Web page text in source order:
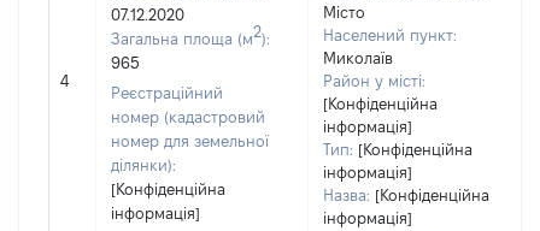
4
07.12.2020
Загальна площа (м2):
965
Реєстраційний
номер (кадастровий
номер для земельної
ділянки):
[Конфіденційна
інформація]
Місто
Населений пункт:
Миколаїв
Район у місті:
[Конфіденційна
інформація]
Тип: [Конфіденційна
інформація]
Назва: [Конфіденційна
інформація]